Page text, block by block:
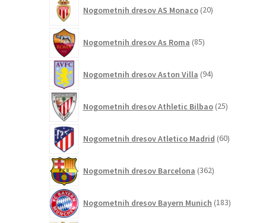
Nogometnih dresov AS Monaco 20izdelkov
Nogometnih dresov As Roma 85izdelkov
Nogometnih dresov Aston Villa 94izdelkov
Nogometnih dresov Athletic Bilbao 25izdelkov
Nogometnih dresov Atletico Madrid 60izdelkov
Nogometnih dresov Barcelona 362izdelkov
Nogometnih dresov Bayern Munich 183izdelkov